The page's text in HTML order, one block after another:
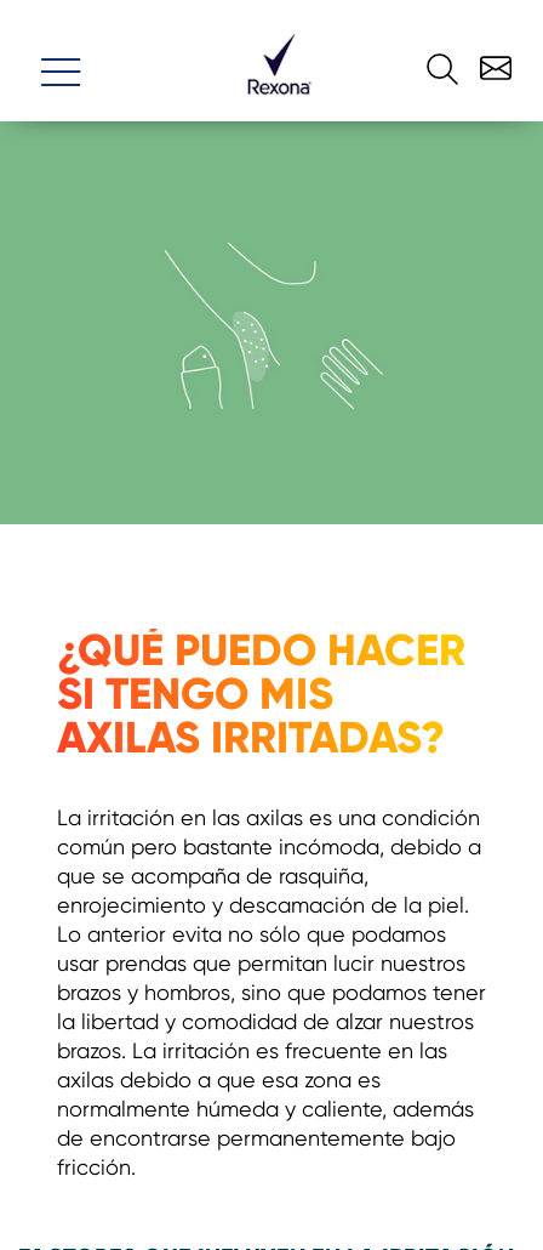
¿QUÉ PUEDO HACER
SI TENGO MIS
AXILAS IRRITADAS?
La irritación en las axilas es una condición
común pero bastante incómoda, debido a
que se acompaña de rasquiña,
enrojecimiento y descamación de la piel.
Lo anterior evita no sólo que podamos
usar prendas que permitan lucir nuestros
brazos y hombros, sino que podamos tener
la libertad y comodidad de alzar nuestros
brazos. La irritación es frecuente en las
axilas debido a que esa zona es
normalmente húmeda y caliente, además
de encontrarse permanentemente bajo
fricción.